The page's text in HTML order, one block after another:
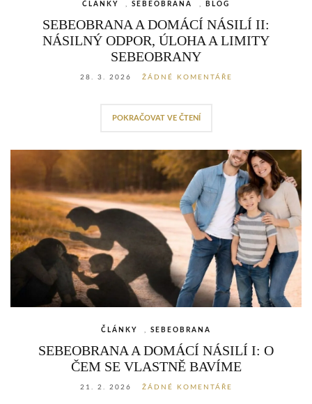
ČLÁNKY , SEBEOBRANA , BLOG
SEBEOBRANA A DOMÁCÍ NÁSILÍ II:
NÁSILNÝ ODPOR, ÚLOHA A LIMITY
SEBEOBRANY
28. 3. 2026 ŽÁDNÉ KOMENTÁŘE
POKRAČOVAT VE ČTENÍ
ČLÁNKY , SEBEOBRANA
SEBEOBRANA A DOMÁCÍ NÁSILÍ I: O
ČEM SE VLASTNĚ BAVÍME
21. 2. 2026 ŽÁDNÉ KOMENTÁŘE